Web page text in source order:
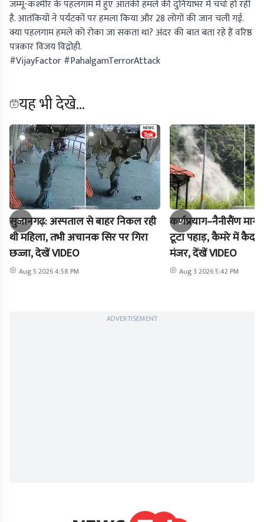
जम्मू-कश्मीर के पहलगाम में हुए आतंकी हमले की दुनियाभर में चर्चा हो रही
है. आतंकियों ने पर्यटकों पर हमला किया और 28 लोगों की जान चली गई.
क्या पहलगाम हमले को रोका जा सकता था? अंदर की बात बता रहे हैं वरिष्ठ
पत्रकार विजय विद्रोही.
#VijayFactor #PahalgamTerrorAttack
यह भी देखे...
सुजानगढ़: अस्पताल से बाहर निकल रही
थी महिला, तभी अचानक सिर पर गिरा
छज्जा, देखें VIDEO
Aug 5 2026 4:58 PM
कर्णप्रयाग–नैनीसैंण
टूटा पहाड़, कैमरे में कैद
मंजर, देंखें VIDEO
Aug 3 2026 5:42 PM
ADVERTISEMENT